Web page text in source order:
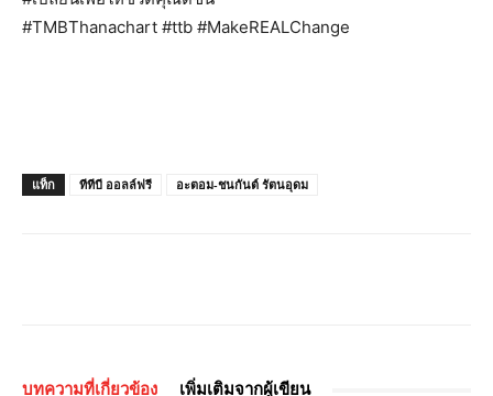
#TMBThanachart #ttb #MakeREALChange
แท็ก ทีทีบี ออลล์ฟรี อะตอม-ชนกันต์ รัตนอุดม
บทความที่เกี่ยวข้อง เพิ่มเติมจากผู้เขียน